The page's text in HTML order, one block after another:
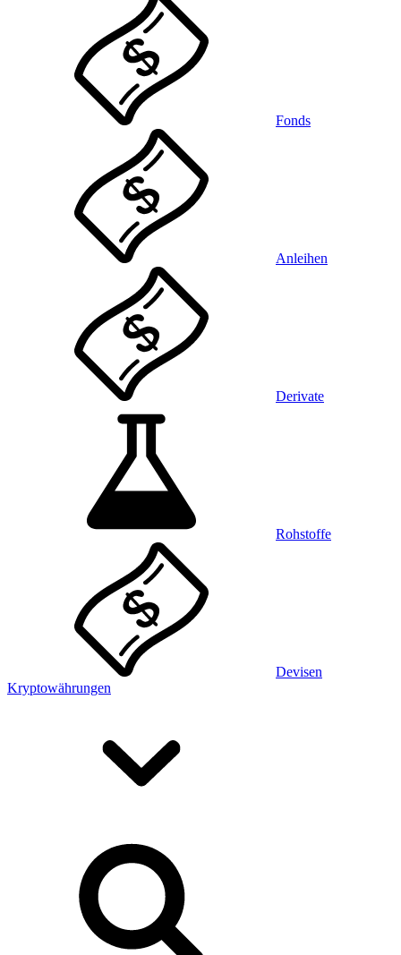
Fonds
Anleihen
Derivate
Rohstoffe
Devisen
Kryptowährungen